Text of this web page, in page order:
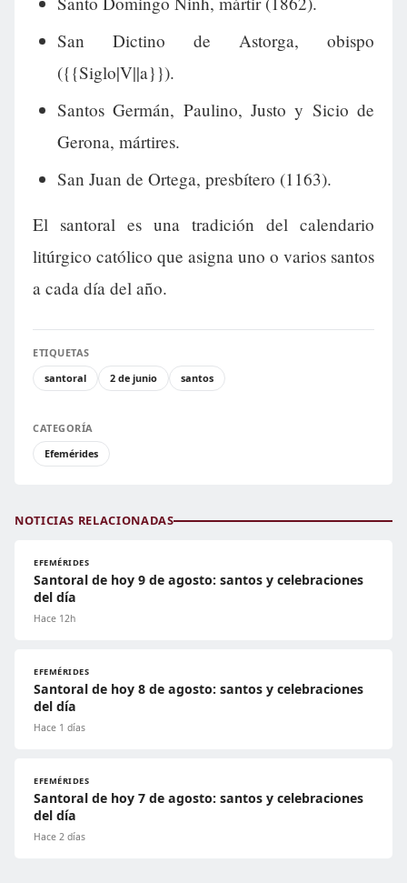
San Dictino de Astorga, obispo
({{Siglo|V||a}}).
Santos Germán, Paulino, Justo y Sicio de
Gerona, mártires.
San Juan de Ortega, presbítero (1163).
El santoral es una tradición del calendario
litúrgico católico que asigna uno o varios santos
a cada día del año.
ETIQUETAS
santoral
2 de junio santos
CATEGORÍA
Efemérides
NOTICIAS RELACIONADAS
EFEMÉRIDES
Santoral de hoy 9 de agosto: santos y celebraciones
del día
Hace 12h
EFEMÉRIDES
Santoral de hoy 8 de agosto: santos y celebraciones
del día
Hace 1 días
EFEMÉRIDES
Santoral de hoy 7 de agosto: santos y celebraciones
del día
Hace 2 días